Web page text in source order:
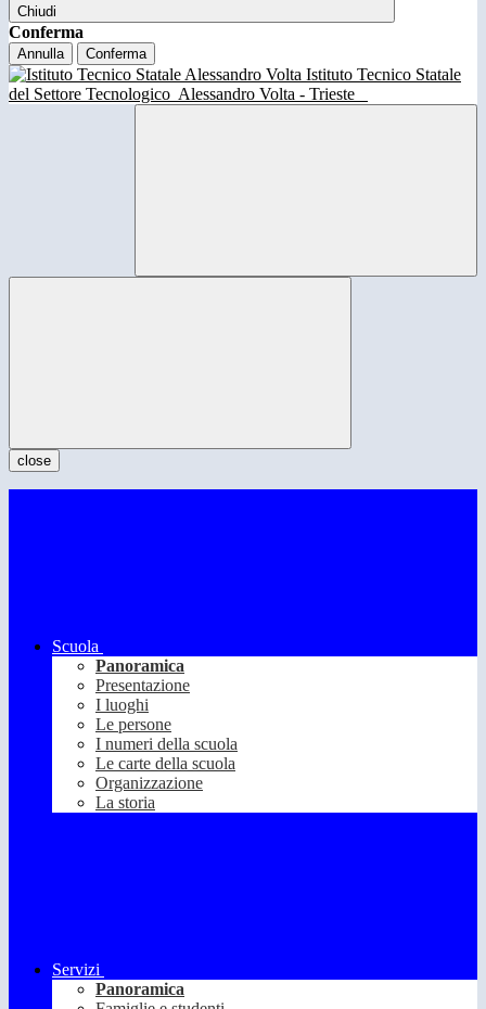
Chiudi
Conferma
Annulla Conferma
Istituto Tecnico Statale
del Settore Tecnologico Alessandro Volta - Trieste
close
Scuola
Panoramica
Presentazione
I luoghi
Le persone
I numeri della scuola
Le carte della scuola
Organizzazione
La storia
Servizi
Panoramica